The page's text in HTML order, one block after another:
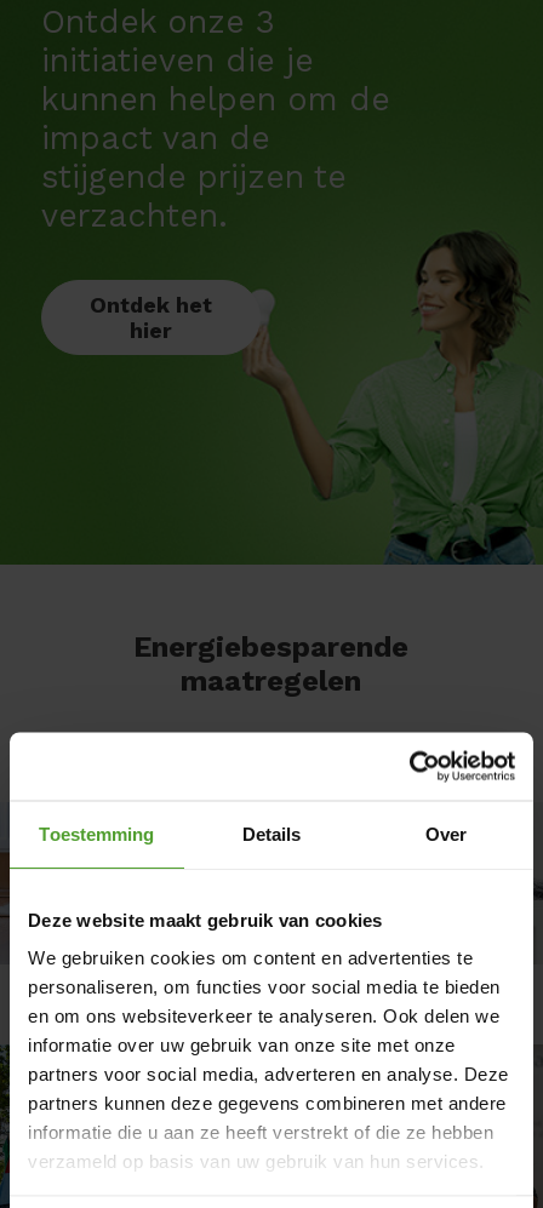
Toestemming Details Over
Deze website maakt gebruik van cookies
We gebruiken cookies om content en advertenties te
personaliseren, om functies voor social media te bieden
en om ons websiteverkeer te analyseren. Ook delen we
informatie over uw gebruik van onze site met onze
partners voor social media, adverteren en analyse. Deze
partners kunnen deze gegevens combineren met andere
informatie die u aan ze heeft verstrekt of die ze hebben
verzameld op basis van uw gebruik van hun services.
Ontdek onze 3
initiatieven die je
kunnen helpen om de
impact van de
stijgende prijzen te
verzachten.
Ontdek het
hier
Energiebesparende
maatregelen
Verwarmen Isolatie